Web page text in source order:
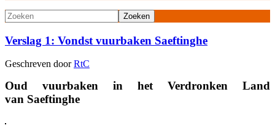
Zoeken
Verslag 1: Vondst vuurbaken Saeftinghe
Geschreven doorRtC
Oud vuurbaken in het Verdronken Land
van Saeftinghe